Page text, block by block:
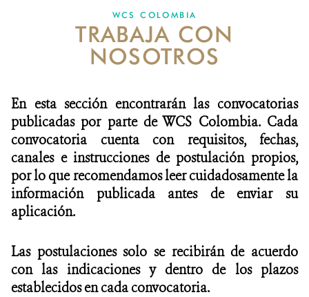
NOTICIAS
WCS VISUAL
ALIADOS Y ALIANZAS
COBERTURA EN MEDIOS DE COMUNICACIÓN
INFORME ANUAL WCS
MECANISMO DE ATENCIÓN DE QUEJAS Y RECLAMOS
DONA
WCS COLOMBIA
TRABAJA CON
NOSOTROS
En esta sección encontrarán las convocatorias
publicadas por parte de WCS Colombia. Cada
convocatoria cuenta con requisitos, fechas,
canales e instrucciones de postulación propios,
por lo que recomendamos leer cuidadosamente la
información publicada antes de enviar su
aplicación.
Las postulaciones solo se recibirán de acuerdo
con las indicaciones y dentro de los plazos
establecidos en cada convocatoria.